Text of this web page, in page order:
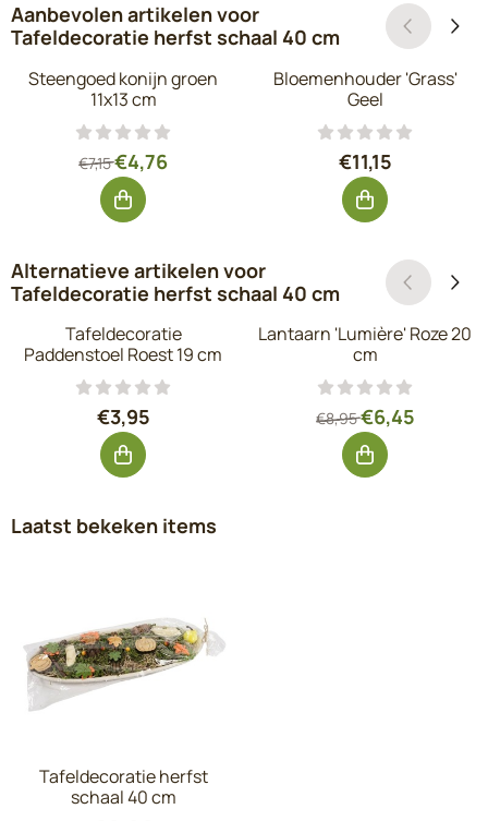
Aanbevolen artikelen voor
Tafeldecoratie herfst schaal 40 cm
Steengoed konijn groen
11x13 cm
Van 7,15 voor 4,76, exclusief btw: 3,93
€7,15€4,76
Bloemenhouder 'Grass'
Geel
Prijs: 11,15,
€11,15
Alternatieve artikelen voor
Tafeldecoratie herfst schaal 40 cm
Tafeldecoratie
Paddenstoel Roest 19 cm
Prijs: 3,95, exclusief btw: 3,26
€3,95
Lantaarn 'Lumière' Roze 20
cm
Van 8,95 voor
€8,95€6,45
Laatst bekeken items
Tafeldecoratie herfst
schaal 40 cm